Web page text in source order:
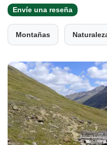
Envíe una reseña
Montañas